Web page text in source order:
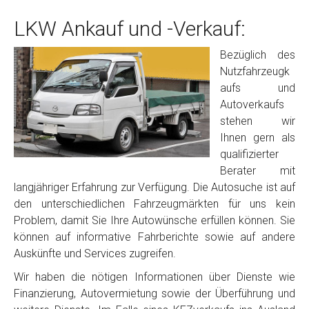
LKW Ankauf und -Verkauf:
Bezüglich des
Nutzfahrzeugk
aufs und
Autoverkaufs
stehen wir
Ihnen gern als
qualifizierter
Berater mit
langjähriger Erfahrung zur Verfügung. Die Autosuche ist auf
den unterschiedlichen Fahrzeugmärkten für uns kein
Problem, damit Sie Ihre Autowünsche erfüllen können. Sie
können auf informative Fahrberichte sowie auf andere
Auskünfte und Services zugreifen.
Wir haben die nötigen Informationen über Dienste wie
Finanzierung, Autovermietung sowie der Überführung und